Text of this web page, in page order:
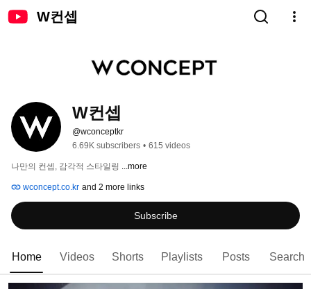
W컨셉
W컨셉
@wconceptkr
6.69K subscribers • 615 videos
나만의 컨셉, 감각적 스타일링 ...more
wconcept.co.kr and 2 more links
Subscribe
Home Videos Shorts Playlists Posts Search